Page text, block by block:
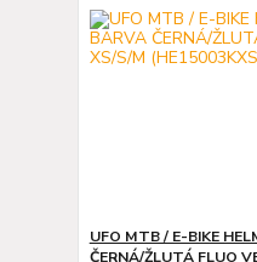
UFO MTB / E-BIKE
ČERNÁ/ŽLUTÁ FLUO